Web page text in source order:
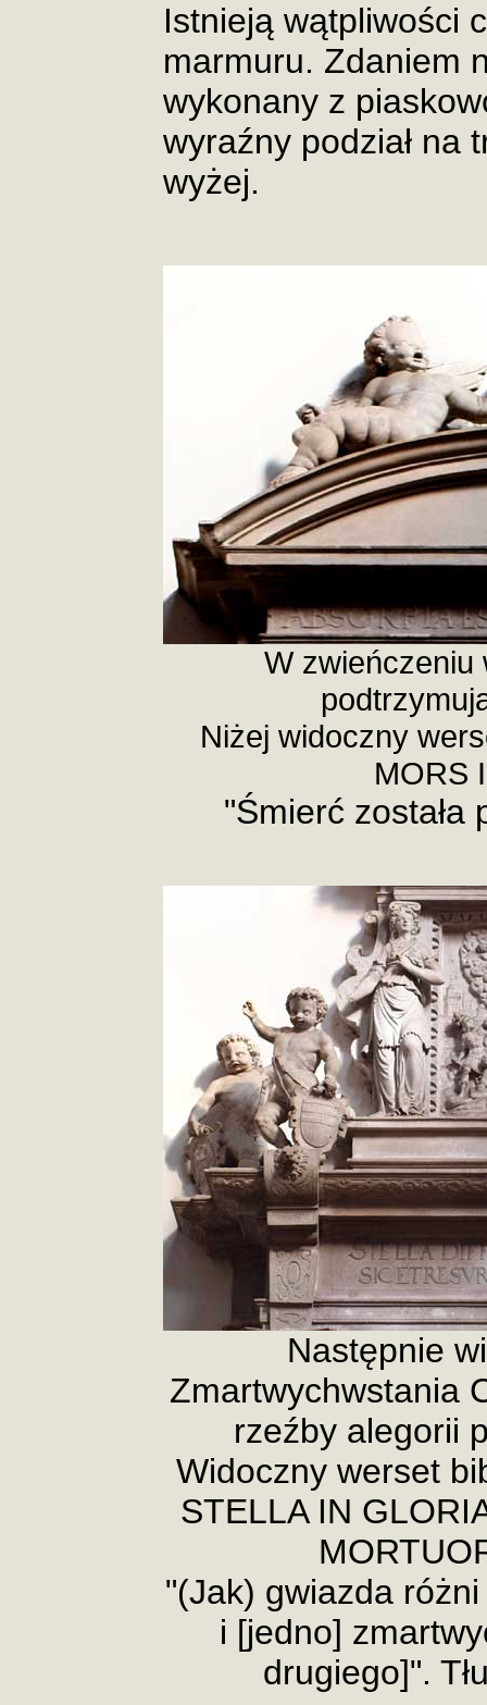
Istnieją wątpliwości
marmuru. Zdaniem
wykonany z
wyraźny podział na
wyżej.
W zwieńczeniu
Niżej widoczny
MORS
"Śmierć została
Następnie
Zmartwychwstania
rzeźby alegorii
Widoczny werset
STELLA IN
"(Jak) gwiazda
i [jedno]
drugiego]".